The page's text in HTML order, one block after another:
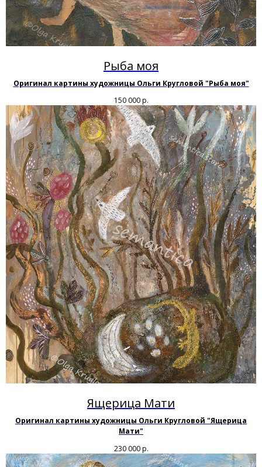
Рыба моя
Оригинал картины художницы Ольги Кругловой "Рыба моя"
150 000 р.
Ящерица Мати
Оригинал картины художницы Ольги Кругловой "Ящерица
Мати"
230 000 р.